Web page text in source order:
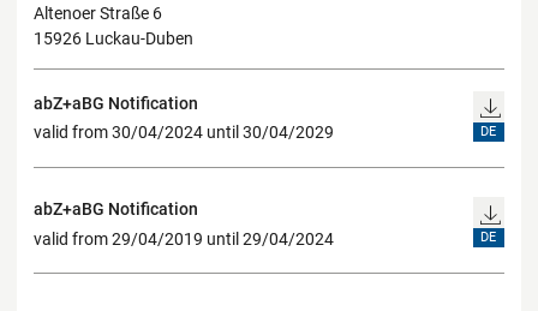
Altenoer Straße 6
15926 Luckau-Duben
abZ+aBG Notification
valid from 30/04/2024 until 30/04/2029
DE
abZ+aBG Notification
valid from 29/04/2019 until 29/04/2024
DE